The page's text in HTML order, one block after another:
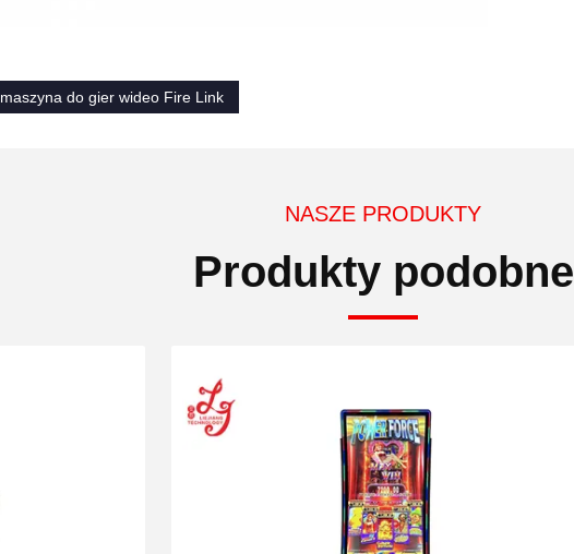
maszyna do gier wideo Fire Link
NASZE PRODUKTY
Produkty podobne